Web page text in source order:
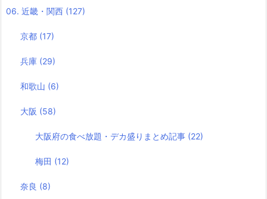
06. 近畿・関西 (127)
京都 (17)
兵庫 (29)
和歌山 (6)
大阪 (58)
大阪府の食べ放題・デカ盛りまとめ記事 (22)
梅田 (12)
奈良 (8)